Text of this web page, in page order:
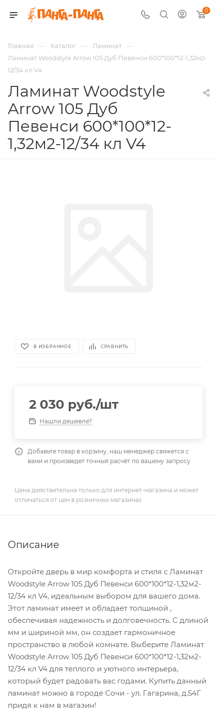
0
Главная — Каталог — Ламинат —
Ламинат Woodstyle Arrow 105 Дуб Певенси 600*100*12-1,32м2-
12/34 кл V4
Ламинат Woodstyle
Arrow 105 Дуб
Певенси 600*100*12-
1,32м2-12/34 кл V4
В ИЗБРАННОЕ СРАВНИТЬ
2 030 руб./шт
Нашли дешевле?
Добавьте товар в корзину, наш менеджер свяжется с
вами и произведет точный расчёт по вашему запросу
Цена действительна только для интернет-магазина и может
отличаться от цен в розничных магазинах
Описание
Откройте дверь в мир комфорта и стиля с Ламинат
Woodstyle Arrow 105 Дуб Певенси 600*100*12-1,32м2-
12/34 кл V4, идеальным выбором для вашего дома.
Этот ламинат имеет и обладает толщиной ,
обеспечивая надежность и долговечность. С длиной
мм и шириной мм, он создает гармоничное
пространство в любой комнате. Выберите Ламинат
Woodstyle Arrow 105 Дуб Певенси 600*100*12-1,32м2-
12/34 кл V4 для теплого и уютного интерьера,
который будет радовать вас годами. Купить данный
ламинат можно в городе Сочи - ул. Гагарина, д.54Г
придя к нам в магазин!